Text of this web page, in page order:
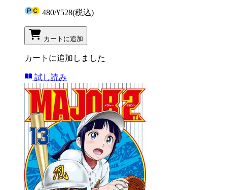
480/¥528(税込)
カートに追加
カートに追加しました
試し読み